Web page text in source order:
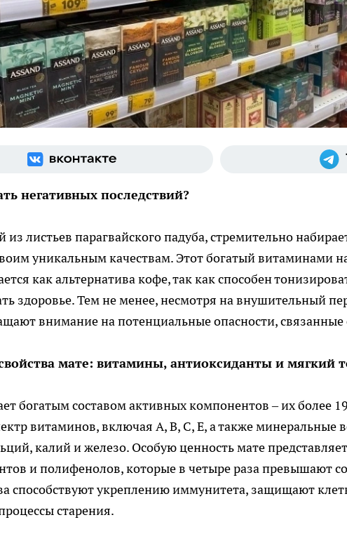
негативных последствий?
из листьев парагвайского падуба, стремительно
уникальным качествам. Этот богатый витаминами
как альтернатива кофе, так как способен
здоровье. Тем не менее, несмотря на внушительный
внимание на потенциальные опасности, связанные
мате: витамины, антиоксиданты и мягкий
богатым составом активных компонентов – их более
витаминов, включая A, B, C, E, а также минеральные
калий и железо. Особую ценность мате
и полифенолов, которые в четыре раза превышают
способствуют укреплению иммунитета, защищают
старения.